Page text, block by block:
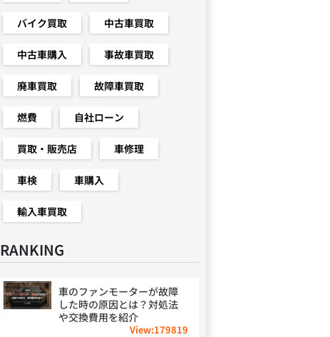
バイク買取 中古車買取
中古車購入 事故車買取
廃車買取 故障車買取
燃費 自社ローン
買取・販売店 車修理
車検 車購入
輸入車買取
RANKING
車のファンモーターが故障
した時の原因とは？対処法
や交換費用を紹介
View:179819